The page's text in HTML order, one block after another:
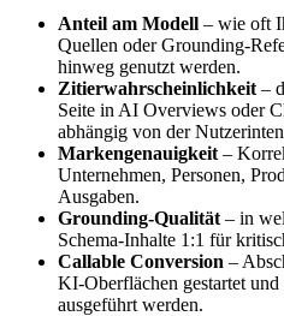
Anteil am Modell – wie oft
Quellen oder Grounding-
hinweg genutzt werden.
Zitierwahrscheinlichkeit –
Seite in AI Overviews oder
abhängig von der
Markengenauigkeit –
Unternehmen, Personen,
Ausgaben.
Grounding-Qualität – in
Schema-Inhalte 1:1 für
Callable Conversion –
KI-Oberflächen gestartet
ausgeführt werden.